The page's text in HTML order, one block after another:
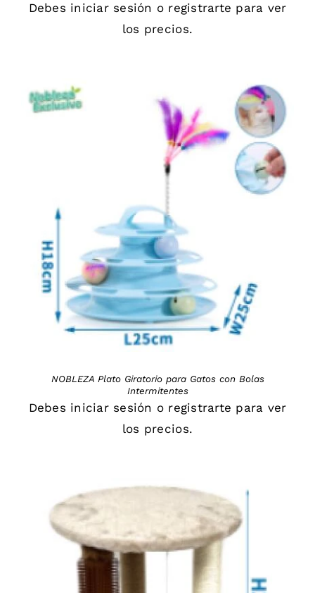
Debes iniciar sesión o registrarte para ver
los precios.
DETAILS
NOBLEZA Plato Giratorio para Gatos con Bolas
Intermitentes
Debes iniciar sesión o registrarte para ver
los precios.